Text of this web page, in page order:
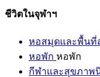
ชีวิตในจุฬาฯ
หอสมุดและพื้นที่
หอพัก หอพัก
กีฬาและสุขภาพ